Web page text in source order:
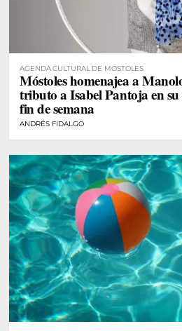
AGENDA CULTURAL DE MÓSTOLES
Móstoles homenajea a
tributo a Isabel Pantoja en
fin de semana
ANDRÉS FIDALGO